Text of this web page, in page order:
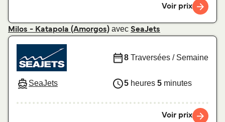
Voir prix
Milos - Katapola (Amorgos) avec SeaJets
SeaJets
8 Traversées / Semaine
5 heures 5 minutes
Voir prix